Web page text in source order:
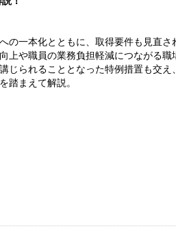
の一本化とともに、取得要件も見直
上や職員の業務負担軽減につながる
じられることとなった特例措置も交
踏まえて解説。
【橋本ゼミ】第3ク
事業所の処遇改善加
材コンサルタント